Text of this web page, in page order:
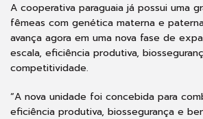
A cooperativa paraguaia já possui uma
fêmeas com genética materna e
avança agora em uma nova fase de
escala, eficiência produtiva,
competitividade.
“A nova unidade foi concebida para
eficiência produtiva, biossegurança e